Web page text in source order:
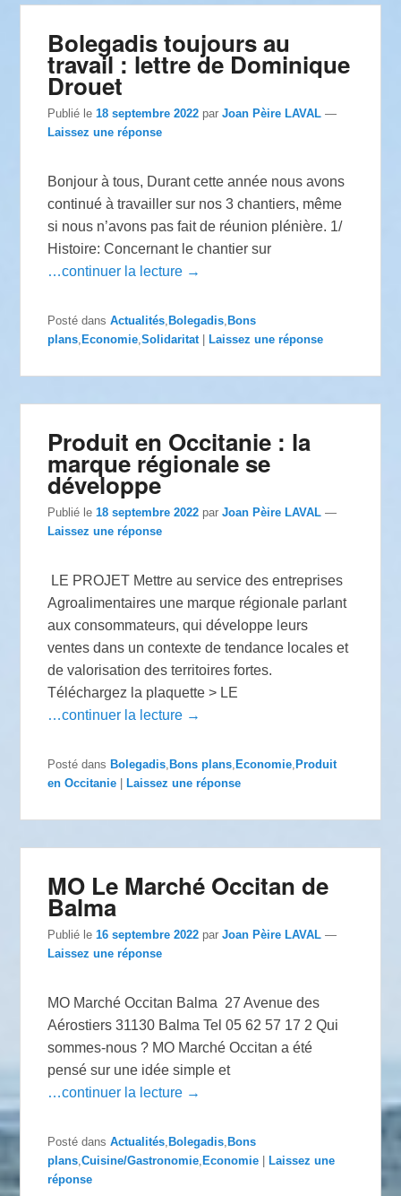
Bolegadis toujours au
travail : lettre de Dominique
Drouet
Publié le18 septembre 2022 parJoan Pèire LAVAL —
Laissez une réponse
Bonjour à tous, Durant cette année nous avons
continué à travailler sur nos 3 chantiers, même
si nous n’avons pas fait de réunion plénière. 1/
Histoire: Concernant le chantier sur
…continuer la lecture →
Posté dans Actualités, Bolegadis, Bons
plans, Economie,Solidaritat Laissez une réponse
Produit en Occitanie : la
marque régionale se
développe
Publié le18 septembre 2022 parJoan Pèire LAVAL —
Laissez une réponse
LE PROJET Mettre au service des entreprises
Agroalimentaires une marque régionale parlant
aux consommateurs, qui développe leurs
ventes dans un contexte de tendance locales et
de valorisation des territoires fortes.
Téléchargez la plaquette > LE
…continuer la lecture →
Posté dans Bolegadis Bons plans Economie Produit
en Occitanie
Laissez une réponse
MO Le Marché Occitan de
Balma
Publié le16 septembre 2022 parJoan Pèire LAVAL —
Laissez une réponse
MO Marché Occitan Balma 27 Avenue des
Aérostiers 31130 Balma Tel 05 62 57 17 2 Qui
sommes-nous ? MO Marché Occitan a été
pensé sur une idée simple et
…continuer la lecture →
Posté dans Actualités Bolegadis Bons
plans ,Cuisine/Gastronomie Economie
Laissez une
réponse